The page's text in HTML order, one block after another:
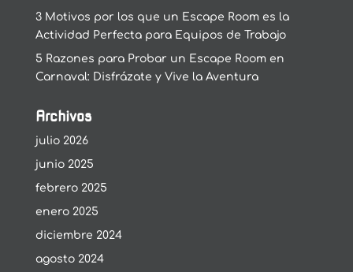
3 Motivos por los que un Escape Room es la
Actividad Perfecta para Equipos de Trabajo
5 Razones para Probar un Escape Room en
Carnaval: Disfrázate y Vive la Aventura
Archivos
julio 2026
junio 2025
febrero 2025
enero 2025
diciembre 2024
agosto 2024